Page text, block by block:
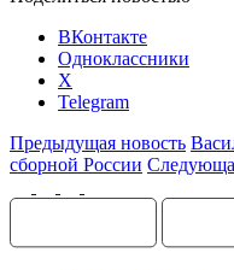
ВКонтакте
Одноклассники
X
Telegram
Предыдущая новость
сборной России